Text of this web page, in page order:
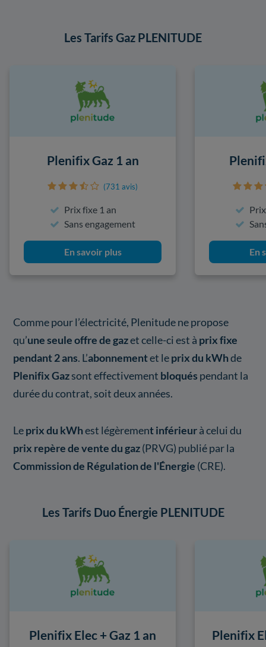
Les Tarifs Gaz PLENITUDE
Plenifix Gaz 1 an
(731 avis)
Prix fixe 1 an
Sans engagement
En savoir plus En
Comme pour l’électricité, Plenitude ne propose
qu’une seule offre de gazet celle-ci est à prix fixe
pendant 2 ans. L’abonnementet leprix du kWhde
Plenifix Gazsont effectivement bloqués pendant la
durée du contrat, soit deux années.
Leprix du kWhest légèrement inférieurà celui du
prix repère de vente du gaz(PRVG) publié par la
Commission de Régulation de l'Énergie (CRE).
Les Tarifs Duo Énergie PLENITUDE
Plenifix Elec + Gaz 1 an Plenifix